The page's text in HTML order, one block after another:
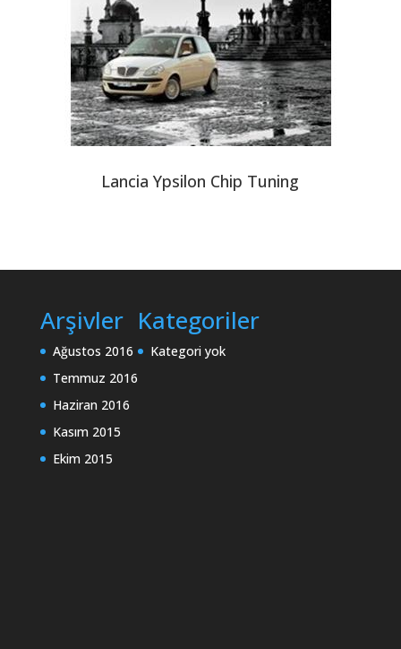
Lancia Ypsilon Chip Tuning
Arşivler
Ağustos 2016
Temmuz 2016
Haziran 2016
Kasım 2015
Ekim 2015
Kategoriler
Kategori yok